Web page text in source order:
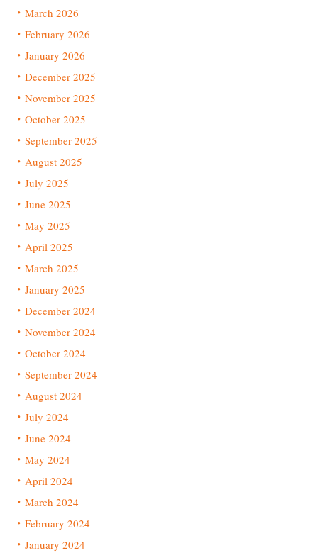
March 2026
February 2026
January 2026
December 2025
November 2025
October 2025
September 2025
August 2025
July 2025
June 2025
May 2025
April 2025
March 2025
January 2025
December 2024
November 2024
October 2024
September 2024
August 2024
July 2024
June 2024
May 2024
April 2024
March 2024
February 2024
January 2024